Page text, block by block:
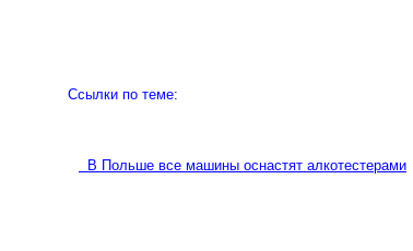
Ссылки по теме:
В Польше все машины оснастят алкотестерами